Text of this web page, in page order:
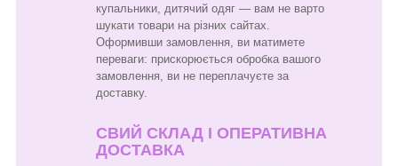
купальники, дитячий одяг — вам не варто
шукати товари на різних сайтах.
Оформивши замовлення, ви матимете
переваги: прискорюється обробка вашого
замовлення, ви не переплачуєте за
доставку.
СВИЙ СКЛАД І ОПЕРАТИВНА
ДОСТАВКА